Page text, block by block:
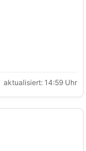
aktualisiert: 14:59 Uhr